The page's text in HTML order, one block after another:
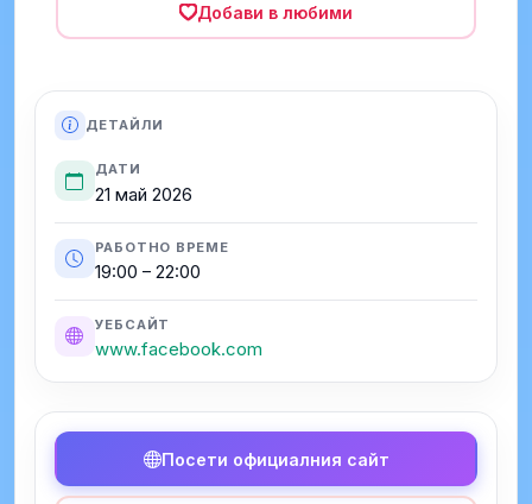
Добави в любими
ДЕТАЙЛИ
ДАТИ
21 май 2026
РАБОТНО ВРЕМЕ
19:00 – 22:00
УЕБСАЙТ
www.facebook.com
Посети официалния сайт